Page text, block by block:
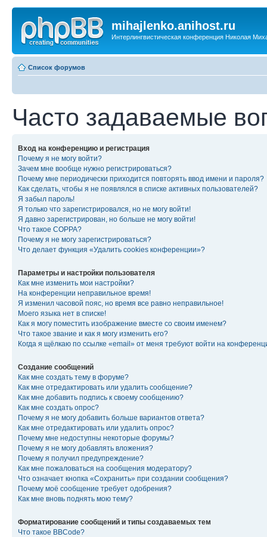
mihajlenko.anihost.ru
Интерлингвистическая конференция Николая
Список форумов
Часто задаваемые
Вход на конференцию и регистрация
Почему я не могу войти?
Зачем мне вообще нужно регистрироваться?
Почему мне периодически приходится повторять ввод имени и пароля?
Как сделать, чтобы я не появлялся в списке активных пользователей?
Я забыл пароль!
Я только что зарегистрировался, но не могу войти!
Я давно зарегистрирован, но больше не могу войти!
Что такое COPPA?
Почему я не могу зарегистрироваться?
Что делает функция «Удалить cookies конференции»?
Параметры и настройки пользователя
Как мне изменить мои настройки?
На конференции неправильное время!
Я изменил часовой пояс, но время все равно неправильное!
Моего языка нет в списке!
Как я могу поместить изображение вместе со своим именем?
Что такое звание и как я могу изменить его?
Когда я щёлкаю по ссылке «email» от меня требуют войти на
Создание сообщений
Как мне создать тему в форуме?
Как мне отредактировать или удалить сообщение?
Как мне добавить подпись к своему сообщению?
Как мне создать опрос?
Почему я не могу добавить больше вариантов ответа?
Как мне отредактировать или удалить опрос?
Почему мне недоступны некоторые форумы?
Почему я не могу добавлять вложения?
Почему я получил предупреждение?
Как мне пожаловаться на сообщения модератору?
Что означает кнопка «Сохранить» при создании сообщения?
Почему моё сообщение требует одобрения?
Как мне вновь поднять мою тему?
Форматирование сообщений и типы создаваемых тем
Что такое BBCode?